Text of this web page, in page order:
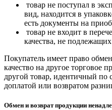
товар не поступал в
вид, находится в
есть документы на
товар не входит в
качества, не
Покупатель имеет право
качество на другое торговое
другой товар, идентичный по
доплатой или возвратом
Обмен и возврат продукции